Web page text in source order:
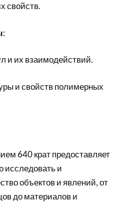
свойств.
:
и их взаимодействий.
и свойств полимерных
640 крат предоставляет
исследовать и
объектов и явлений, от
до материалов и